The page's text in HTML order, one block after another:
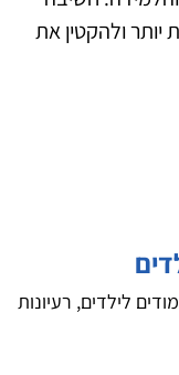
יותר ולהקטין את
לילדים, רעיונות